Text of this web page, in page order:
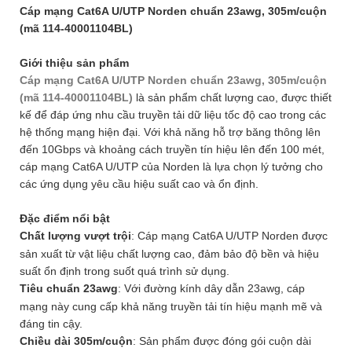
Cáp mạng Cat6A U/UTP Norden chuẩn 23awg, 305m/cuộn
(mã 114-40001104BL)
Giới thiệu sản phẩm
Cáp mạng Cat6A U/UTP Norden chuẩn 23awg, 305m/cuộn
(mã 114-40001104BL) là sản phẩm chất lượng cao, được thiết
kế để đáp ứng nhu cầu truyền tải dữ liệu tốc độ cao trong các
hệ thống mạng hiện đại. Với khả năng hỗ trợ băng thông lên
đến 10Gbps và khoảng cách truyền tín hiệu lên đến 100 mét,
cáp mạng Cat6A U/UTP của Norden là lựa chọn lý tưởng cho
các ứng dụng yêu cầu hiệu suất cao và ổn định.
Đặc điểm nổi bật
Chất lượng vượt trội: Cáp mạng Cat6A U/UTP Norden được
sản xuất từ vật liệu chất lượng cao, đảm bảo độ bền và hiệu
suất ổn định trong suốt quá trình sử dụng.
Tiêu chuẩn 23awg: Với đường kính dây dẫn 23awg, cáp
mạng này cung cấp khả năng truyền tải tín hiệu mạnh mẽ và
đáng tin cậy.
Chiều dài 305m/cuộn: Sản phẩm được đóng gói cuộn dài